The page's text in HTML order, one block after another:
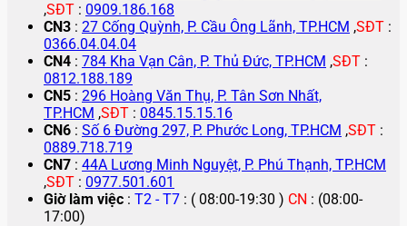
,SĐT : 0909.186.168
CN3 : 27 Cống Quỳnh, P. Cầu Ông Lãnh, TP.HCM ,SĐT :
0366.04.04.04
CN4 : 784 Kha Vạn Cân, P. Thủ Đức, TP.HCM ,SĐT :
0812.188.189
CN5 : 296 Hoàng Văn Thụ, P. Tân Sơn Nhất,
TP.HCM ,SĐT : 0845.15.15.16
CN6 : Số 6 Đường 297, P. Phước Long, TP.HCM ,SĐT :
0889.718.719
CN7 : 44A Lương Minh Nguyệt, P. Phú Thạnh, TP.HCM
,SĐT : 0977.501.601
Giờ làm việc : T2 - T7 : ( 08:00-19:30 ) CN : (08:00-
17:00)